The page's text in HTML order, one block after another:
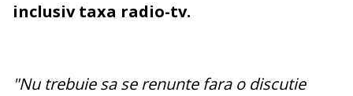
inclusiv taxa radio-tv.
"Nu trebuie sa se renunte fara o discutie